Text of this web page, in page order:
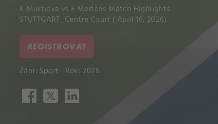
K Muchova vs E Mertens Match Highlights -
STUTTGART_Centre Court ( April 16, 2026).
REGISTROVAT
Žánr:Sport Rok: 2026